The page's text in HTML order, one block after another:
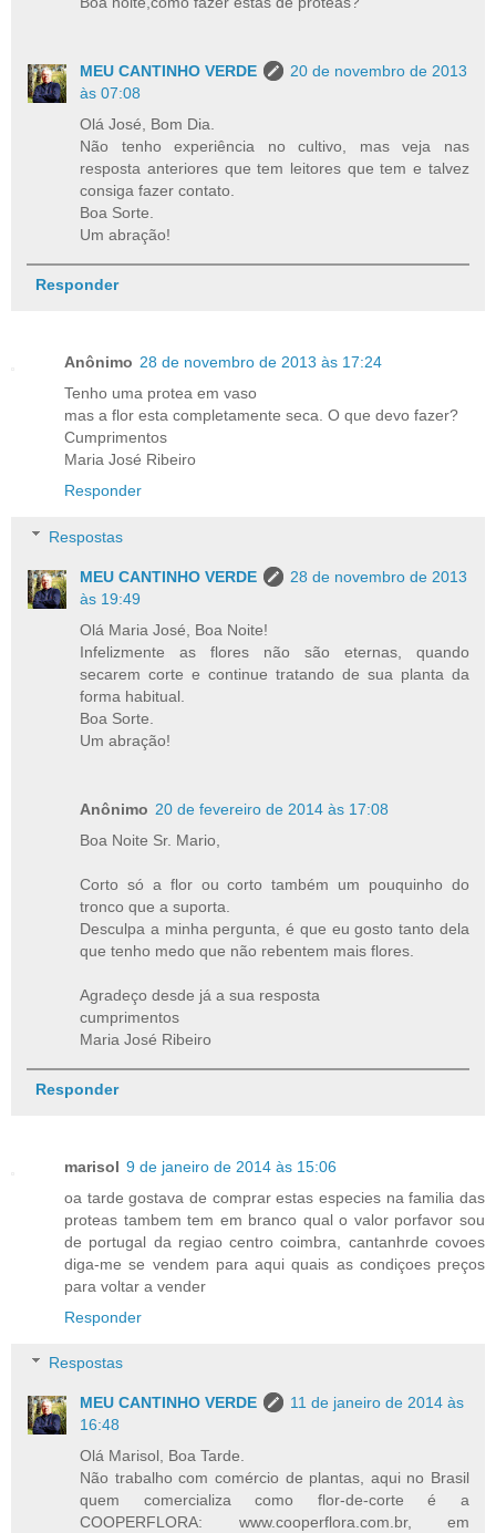
MEU CANTINHO VERDE
20 de novembro de 2013
às 07:08
Olá José, Bom Dia.
Não tenho experiência no cultivo, mas veja nas
resposta anteriores que tem leitores que tem e talvez
consiga fazer contato.
Boa Sorte.
Um abração!
Responder
Anônimo 28 de novembro de 2013 às 17:24
Tenho uma protea em vaso
mas a flor esta completamente seca. O que devo fazer?
Cumprimentos
Maria José Ribeiro
Responder
Respostas
MEU CANTINHO VERDE
28 de novembro de 2013
às 19:49
Olá Maria José, Boa Noite!
Infelizmente as flores não são eternas, quando
secarem corte e continue tratando de sua planta da
forma habitual.
Boa Sorte.
Um abração!
Anônimo 20 de fevereiro de 2014 às 17:08
Boa Noite Sr. Mario,
Corto só a flor ou corto também um pouquinho do
tronco que a suporta.
Desculpa a minha pergunta, é que eu gosto tanto dela
que tenho medo que não rebentem mais flores.
Agradeço desde já a sua resposta
cumprimentos
Maria José Ribeiro
Responder
marisol 9 de janeiro de 2014 às 15:06
oa tarde gostava de comprar estas especies na familia das
proteas tambem tem em branco qual o valor porfavor sou
de portugal da regiao centro coimbra, cantanhrde covoes
diga-me se vendem para aqui quais as condiçoes preços
para voltar a vender
Responder
Respostas
MEU CANTINHO VERDE
11 de janeiro de 2014 às
16:48
Olá Marisol, Boa Tarde.
Não trabalho com comércio de plantas, aqui no Brasil
quem comercializa como flor-de-corte é a
COOPERFLORA: www.cooperflora.com.br, em